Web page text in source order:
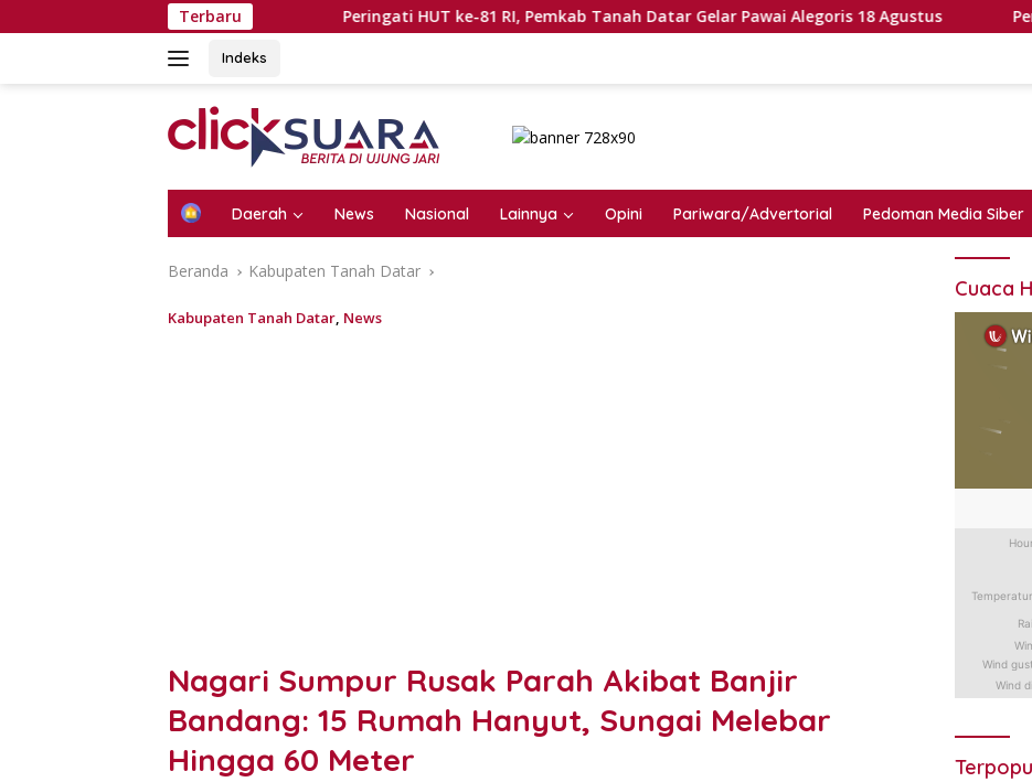
ke
Terbaru Peringati HUT ke-81 RI, Pemkab Tanah Datar Gelar Pawai Alegoris 18 Agustus Pembahasan
Indeks
H
e
Daerah News Nasional Lainnya Opini Pariwara/Advertorial Pedoman Media Siber
Beranda Kabupaten Tanah Datar
Kabupaten Tanah Datar, News
Nagari Sumpur Rusak Parah Akibat Banjir
Bandang: 15 Rumah Hanyut, Sungai Melebar
Hingga 60 Meter
Cuaca